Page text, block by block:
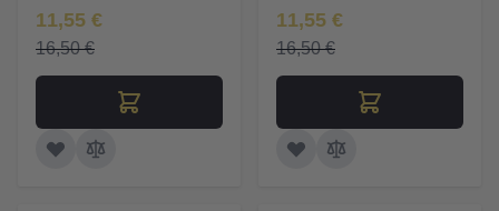
Īpaša Cena
11,55 €
16,50 €
Īpaša Cena
11,55 €
16,50 €